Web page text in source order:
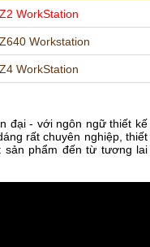
WorkStation
Workstation
WorkStation
đại - với ngôn ngữ thiết kế
rất chuyên nghiệp, thiết
sản phẩm đến từ tương lai